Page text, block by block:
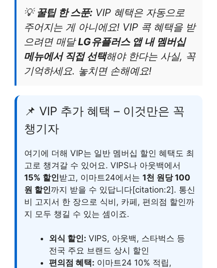
💡 꿀팁 한 스푼: VIP 혜택은 자동으로
주어지는 게 아니에요! VIP 콕 혜택을 받
으려면 매달LG유플러스 앱 내 멤버십
메뉴에서 직접 선택해야 한다는 사실, 꼭
기억하세요. 놓치면 손해예요!
📌 VIP 추가 혜택 – 이것만은 꼭
챙기자
여기에 더해 VIP는 일반 멤버십 할인 혜택도 최
고로 챙겨갈 수 있어요. VIPS나 아웃백에서
15% 할인받고, 이마트24에서는 1천 원당 100
원 할인까지 받을 수 있답니다[citation:2]. 통신
비 고지서 한 장으로 식비, 카페, 편의점 할인까
지 모두 챙길 수 있는 셈이죠.
외식 할인: VIPS, 아웃백, 스타벅스 등
전국 주요 브랜드 상시 할인
편의점 혜택: 이마트24 10% 적립,